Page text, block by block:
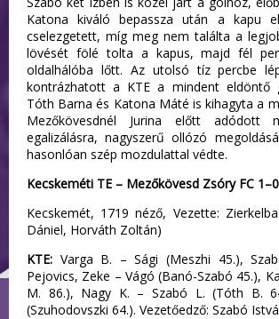
Katona kiváló bepassza után a kapu
cselezgetett, míg meg nem találta a
lövését fölé tolta a kapus, majd fél
oldalhálóba lőtt. Az utolsó tíz percbe
kontrázhatott a KTE a mindent eldöntő
Tóth Barna és Katona Máté is kihagyta a
Mezőkövesdnél Jurina előtt adódott
egalizálásra, nagyszerű ollózó
hasonlóan szép mozdulattal védte.
Kecskeméti TE – Mezőkövesd Zsóry FC
Kecskemét, 1719 néző, Vezette:
Dániel, Horváth Zoltán)
KTE: Varga B. – Sági (Meszhi 45.),
Pejovics, Zeke – Vágó (Banó-Szabó 45.),
M. 86.), Nagy K. – Szabó L. (Tóth B.
(Szuhodovszki 64.). Vezetőedző: Szabó